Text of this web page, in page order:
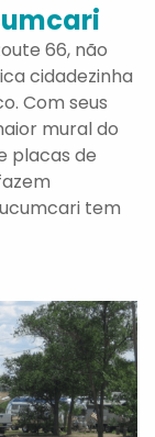
66, não
cidadezinha
Com seus
mural do
placas de
tem